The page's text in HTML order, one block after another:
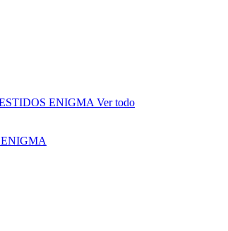
ENIGMA Ver todo